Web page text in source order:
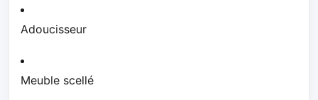
Adoucisseur
Meuble scellé